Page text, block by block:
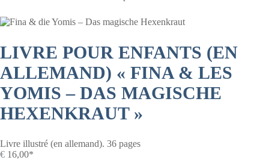
LIVRE POUR ENFANTS (EN
ALLEMAND) « FINA & LES
YOMIS – DAS MAGISCHE
HEXENKRAUT »
Livre illustré (en allemand). 36 pages
€ 16,00*